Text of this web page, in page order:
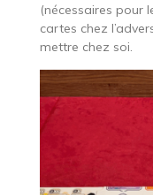
(nécessaires pour
cartes chez
mettre chez soi.